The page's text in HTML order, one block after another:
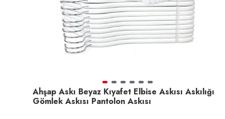
Ahşap Askı Beyaz Kıyafet Elbise Askısı Askılığı
Gömlek Askısı Pantolon Askısı